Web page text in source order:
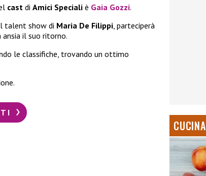
cast di Amici Speciali è Gaia Gozzi.
talent show di Maria De Filippi, parteciperà
il suo ritorno.
le classifiche, trovando un ottimo
CUCINA